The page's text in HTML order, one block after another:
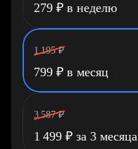
279 ₽ в неделю
1 195 ₽
799 ₽ в месяц
3 587 ₽
1 499 ₽ за 3 месяца